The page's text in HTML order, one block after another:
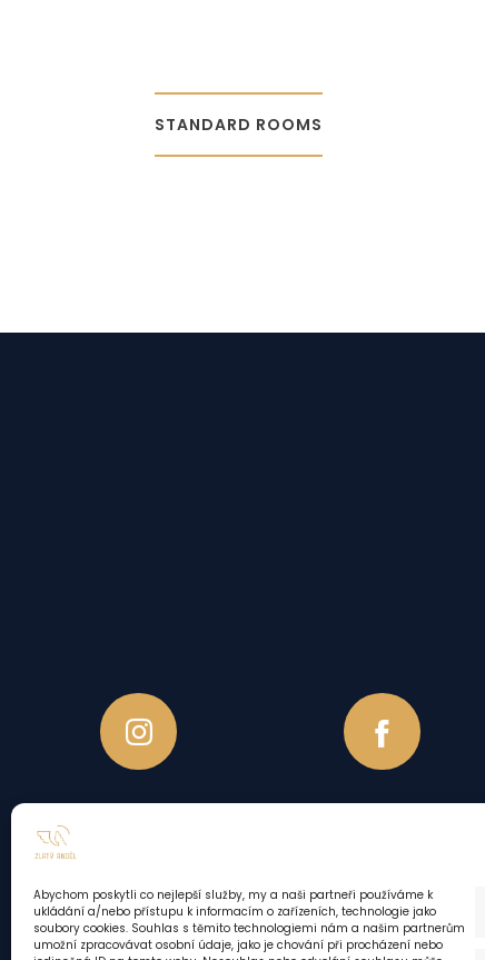
Abychom poskytli co nejlepší služby, my a naši partneři používáme k
ukládání a/nebo přístupu k informacím o zařízeních, technologie jako
soubory cookies. Souhlas s těmito technologiemi nám a našim partnerům
umožní zpracovávat osobní údaje, jako je chování při procházení nebo
STANDARD ROOMS
VOP